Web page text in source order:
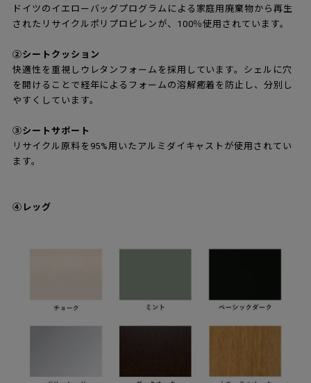
ドイツのイエローバッグプログラムによる家庭用廃棄物から再生
されたリサイクルポリプロピレンが、100％使用されています。
②シートクッション
快適性を重視しウレタンフォームを採用しています。シェルに穴
を開けることで経年によるフォームの溶解癒着を防止し、分別し
やすくしています。
③シートサポート
リサイクル原料を95%用いたアルミダイキャストが使用されてい
ます。
④レッグ